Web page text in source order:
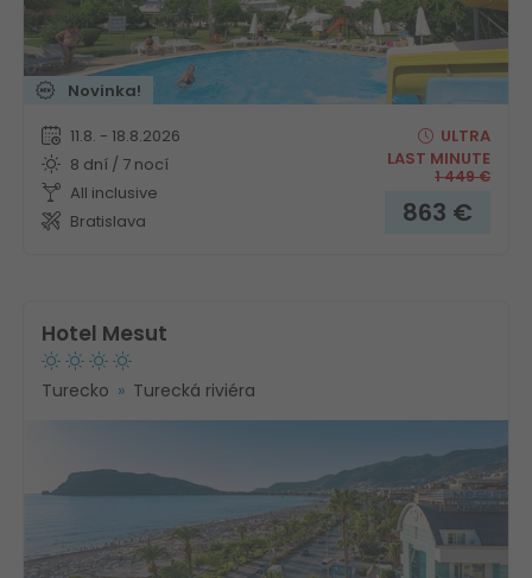
Novinka!
11.8. - 18.8.2026
8 dní / 7 nocí
All inclusive
Bratislava
ULTRA
LAST MINUTE
1 449€
863 €
Hotel Mesut
Turecko Turecká riviéra